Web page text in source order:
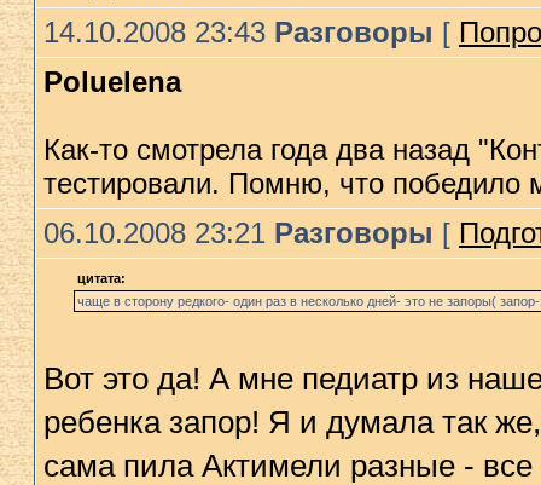
14.10.2008 23:43 Разговоры [
Poluelena
Как-то смотрела года два назад
тестировали. Помню, что
06.10.2008 23:21 Разговоры [
цитата:
чаще в сторону редкого- один раз в несколько дней- это не запоры(
Вот это да! А мне педиатр из
ребенка запор! Я и думала так
сама пила Актимели разные - все